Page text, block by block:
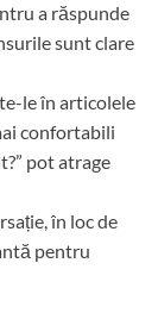
a răspunde
sunt clare
le în articolele
confortabili
pot atrage
în loc de
pentru